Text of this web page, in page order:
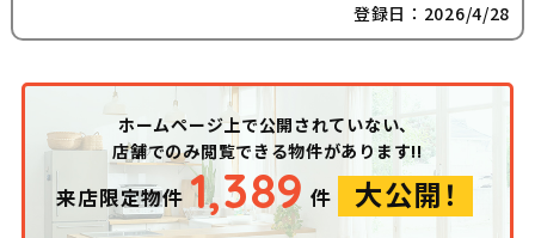
登録日：2026/4/28
ホームページ上で公開されていない、
店舗でのみ閲覧できる物件があります!!
来店限定物件 1,389 件 大公開！